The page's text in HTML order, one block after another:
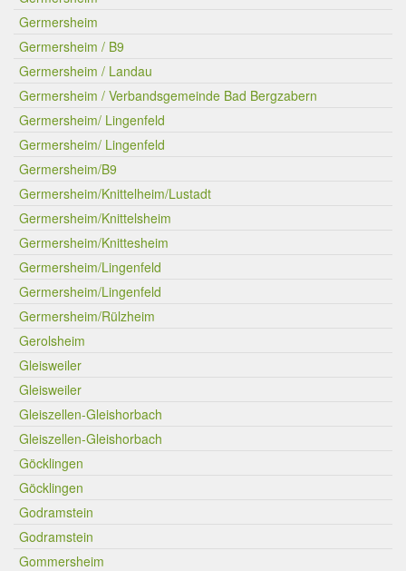
Germersheim
Germersheim / B9
Germersheim / Landau
Germersheim / Verbandsgemeinde Bad Bergzabern
Germersheim/ Lingenfeld
Germersheim/ Lingenfeld
Germersheim/B9
Germersheim/Knittelheim/Lustadt
Germersheim/Knittelsheim
Germersheim/Knittesheim
Germersheim/Lingenfeld
Germersheim/Lingenfeld
Germersheim/Rülzheim
Gerolsheim
Gleisweiler
Gleisweiler
Gleiszellen-Gleishorbach
Gleiszellen-Gleishorbach
Göcklingen
Göcklingen
Godramstein
Godramstein
Gommersheim